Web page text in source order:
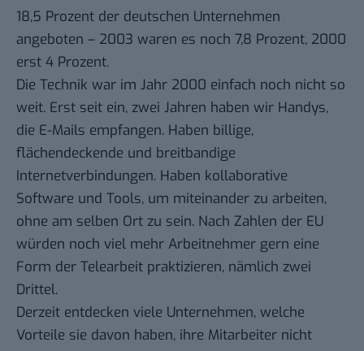
18,5 Prozent der deutschen Unternehmen
angeboten – 2003 waren es noch 7,8 Prozent, 2000
erst 4 Prozent.
Die Technik war im Jahr 2000 einfach noch nicht so
weit. Erst seit ein, zwei Jahren haben wir Handys,
die E-Mails empfangen. Haben billige,
flächendeckende und breitbandige
Internetverbindungen. Haben kollaborative
Software und Tools, um miteinander zu arbeiten,
ohne am selben Ort zu sein. Nach Zahlen der EU
würden noch viel mehr Arbeitnehmer gern eine
Form der Telearbeit praktizieren, nämlich zwei
Drittel.
Derzeit entdecken viele Unternehmen, welche
Vorteile sie davon haben, ihre Mitarbeiter nicht